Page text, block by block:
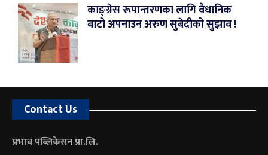
काङ्ग्रेस रूपान्तरणका लागि वैधानिक
बाटो अपनाउन अरुण सुबेदीको सुझाव !
Contact Us
प्रभाव पब्लिकेसन प्रा.लि.